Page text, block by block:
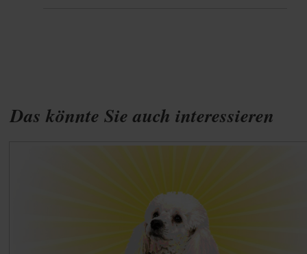
Das könnte Sie auch interessieren